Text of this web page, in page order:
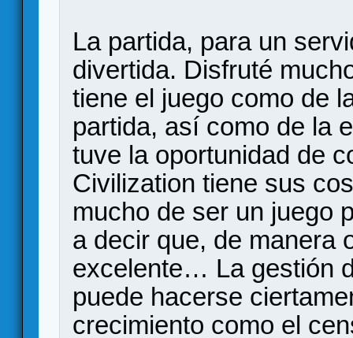
La partida, para un
divertida. Disfruté
tiene el juego como de
partida, así como de la
tuve la oportunidad de
Civilization tiene sus
mucho de ser un juego
a decir que, de manera
excelente… La gestión
puede hacerse
crecimiento como el